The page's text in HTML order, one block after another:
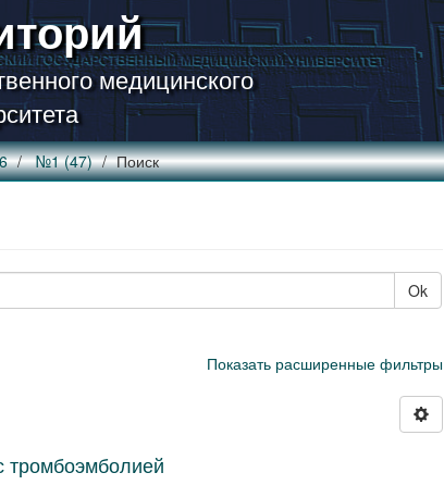
медицинского
№1 (47) Поиск
Ok
Показать расширенные фильтры
тромбоэмболией